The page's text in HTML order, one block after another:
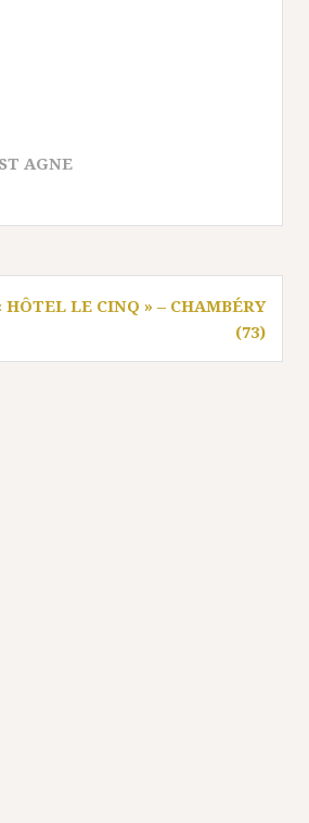
AGNE
HÔTEL LE CINQ » – CHAMBÉRY
(73)